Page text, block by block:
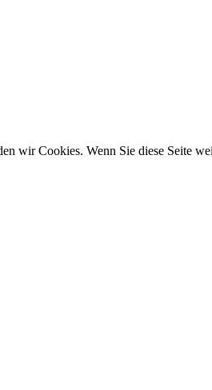
wir Cookies. Wenn Sie diese Seite